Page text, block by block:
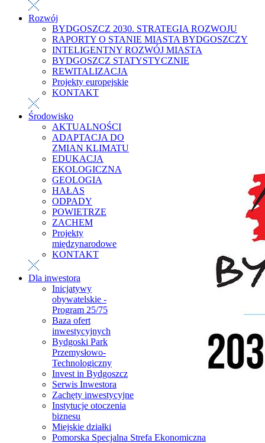
Rozwój
BYDGOSZCZ 2030. STRATEGIA ROZWOJU
RAPORTY O STANIE MIASTA BYDGOSZCZY
INTELIGENTNY ROZWÓJ MIASTA
BYDGOSZCZ STATYSTYCZNIE
REWITALIZACJA
Projekty europejskie
KONTAKT
Środowisko
AKTUALNOŚCI
ADAPTACJA DO
ZMIAN KLIMATU
EDUKACJA
EKOLOGICZNA
GEOLOGIA
HAŁAS
ODPADY
POWIETRZE
ZACHEM
Projekty
międzynarodowe
KONTAKT
Dla inwestora
Inicjatywy
obywatelskie -
Program 25/75
Baza ofert
inwestycyjnych
Bydgoski Park
Przemysłowo-
Technologiczny
Invest in Bydgoszcz
Serwis Inwestora
Zachęty inwestycyjne
Instytucje otoczenia
biznesu
Miejskie działki
Pomorska Specjalna Strefa Ekonomiczna